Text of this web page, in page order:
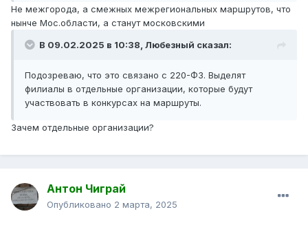
Не межгорода, а смежных межрегиональных маршрутов, что
нынче Мос.области, а станут московскими
В 09.02.2025 в 10:38, Любезный сказал:
Подозреваю, что это связано с 220-ФЗ. Выделят
филиалы в отдельные организации, которые будут
участвовать в конкурсах на маршруты.
Зачем отдельные организации?
Антон Чиграй
Опубликовано 2 марта, 2025